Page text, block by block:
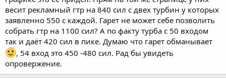
весит рекламный гтр на 840 сил с двех турбин у которых
заявленно 550 с каждой. Гарет не может себе позволить
собрать гтр на 1100 сил? А по факту турба с 50 входом
так и даёт 420 сил в пике. Думаю что гарет обманывает
, 54 вход это 450 -480 сил. Рад бы увидеть
опровержение.